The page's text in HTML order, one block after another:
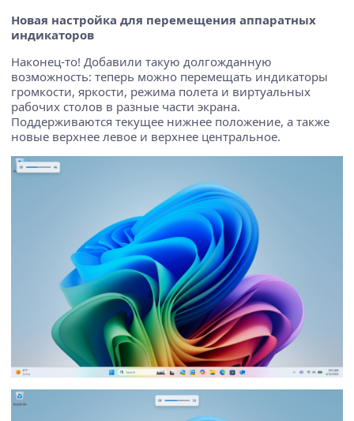
Новая настройка для перемещения аппаратных
индикаторов
Наконец-то! Добавили такую долгожданную
возможность: теперь можно перемещать индикаторы
громкости, яркости, режима полета и виртуальных
рабочих столов в разные части экрана.
Поддерживаются текущее нижнее положение, а также
новые верхнее левое и верхнее центральное.